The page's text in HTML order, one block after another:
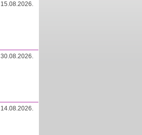
15.08.2026.
30.08.2026.
14.08.2026.